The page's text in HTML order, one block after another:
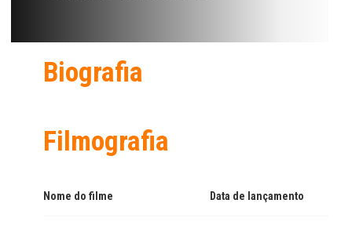
Biografia
Filmografia
Nome do filme Data de lançamento